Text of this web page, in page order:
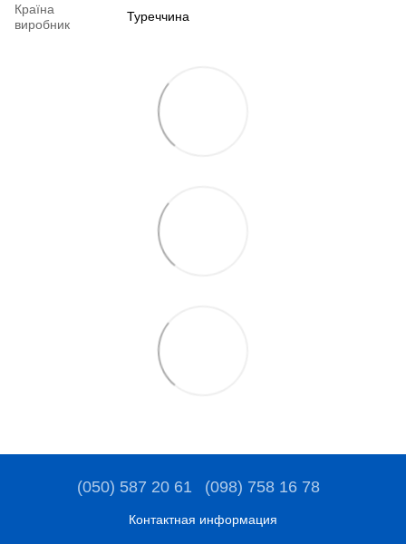
Країна
виробник
Туреччина
(050) 587 20 61 (098) 758 16 78
Контактная информация